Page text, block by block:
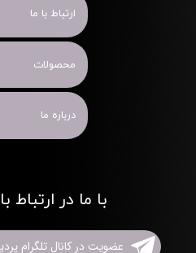
ارتباط با ما
محصولات
درباره ما
با ما در ارتباط
عضویت در کانال تلگرام